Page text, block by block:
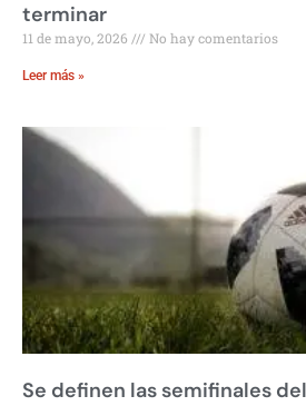
terminar
11 de mayo, 2026 No hay comentarios
Leer más »
Se definen las semifinales